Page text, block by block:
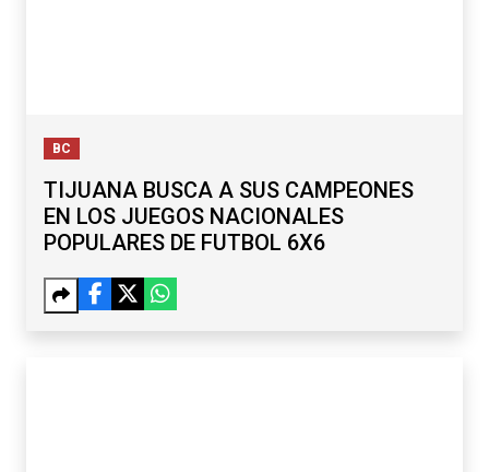
BC
TIJUANA BUSCA A SUS CAMPEONES
EN LOS JUEGOS NACIONALES
POPULARES DE FUTBOL 6X6